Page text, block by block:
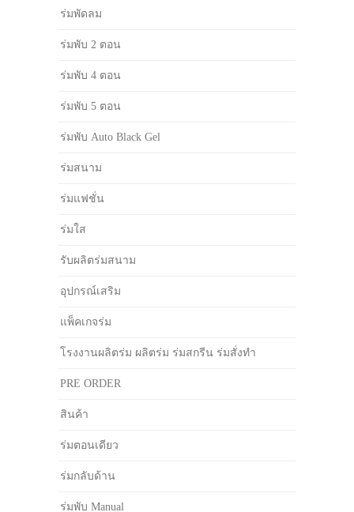
ร่มพัดลม
ร่มพับ 2 ตอน
ร่มพับ 4 ตอน
ร่มพับ 5 ตอน
ร่มพับ Auto Black Gel
ร่มสนาม
ร่มแฟชั่น
ร่มใส
รับผลิตร่มสนาม
อุปกรณ์เสริม
แพ็คเกจร่ม
โรงงานผลิตร่ม ผลิตร่ม ร่มสกรีน ร่มสั่งทำ
PRE ORDER
สินค้า
ร่มตอนเดียว
ร่มกลับด้าน
ร่มพับ Manual